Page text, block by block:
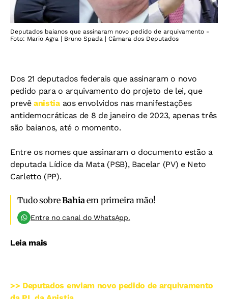
Deputados baianos que assinaram novo pedido de arquivamento -
Foto: Mario Agra | Bruno Spada | Câmara dos Deputados
Dos 21 deputados federais que assinaram o novo
pedido para o arquivamento do projeto de lei, que
prevêanistiaaos envolvidos nas manifestações
antidemocráticas de 8 de janeiro de 2023, apenas três
são baianos, até o momento.
Entre os nomes que assinaram o documento estão a
deputada Lídice da Mata (PSB), Bacelar (PV) e Neto
Carletto (PP).
Tudo sobreBahia em primeira mão!
Entre no canal do WhatsApp.
Leia mais
>> Deputados enviam novo pedido de arquivamento